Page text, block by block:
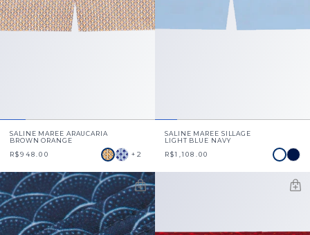
SALINE MAREE ARAUCARIA
BROWN ORANGE
R$948.00
+2
SALINE MAREE SILLAGE
LIGHT BLUE NAVY
R$1,108.00